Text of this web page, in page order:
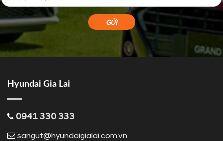
Hyundai Gia Lai
0941 330 333
sangut@hyundaigialai.com.vn